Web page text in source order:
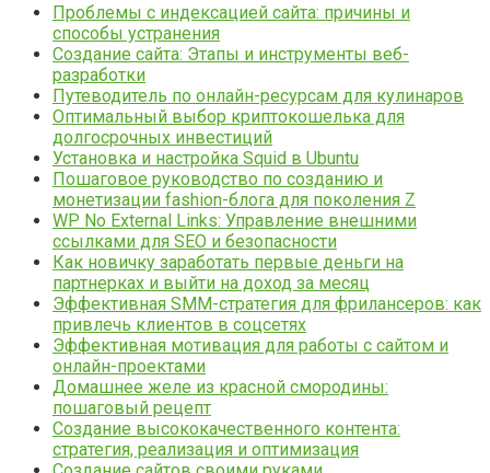
Проблемы с индексацией сайта: причины и
способы устранения
Создание сайта: Этапы и инструменты веб-
разработки
Путеводитель по онлайн-ресурсам для кулинаров
Оптимальный выбор криптокошелька для
долгосрочных инвестиций
Установка и настройка Squid в Ubuntu
Пошаговое руководство по созданию и
монетизации fashion-блога для поколения Z
WP No External Links: Управление внешними
ссылками для SEO и безопасности
Как новичку заработать первые деньги на
партнерках и выйти на доход за месяц
Эффективная SMM-стратегия для фрилансеров: как
привлечь клиентов в соцсетях
Эффективная мотивация для работы с сайтом и
онлайн-проектами
Домашнее желе из красной смородины:
пошаговый рецепт
Создание высококачественного контента:
стратегия, реализация и оптимизация